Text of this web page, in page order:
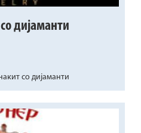
дијаманти
со дијаманти